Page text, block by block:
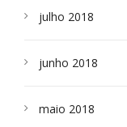
julho 2018
junho 2018
maio 2018